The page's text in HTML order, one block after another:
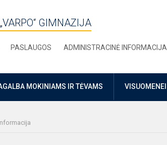
GIMNAZIJA
PASLAUGOS ADMINISTRACINĖ INFORMACIJA
MOKINIAMS IR TĖVAMS VISUOMENEI